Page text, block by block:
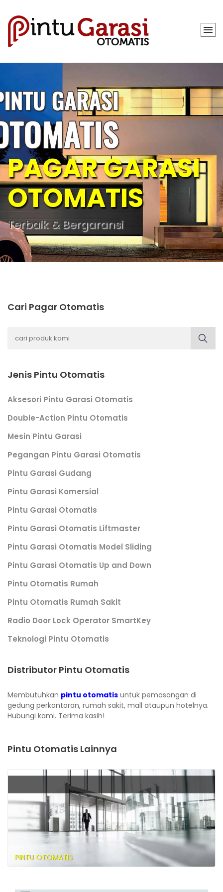
PAGAR GARASI
OTOMATIS
Terbaik & Bergaransi
Cari Pagar Otomatis
Jenis Pintu Otomatis
Aksesori Pintu Garasi Otomatis
Double-Action Pintu Otomatis
Mesin Pintu Garasi
Pegangan Pintu Garasi Otomatis
Pintu Garasi Gudang
Pintu Garasi Komersial
Pintu Garasi Otomatis
Pintu Garasi Otomatis Liftmaster
Pintu Garasi Otomatis Model Sliding
Pintu Garasi Otomatis Up and Down
Pintu Otomatis Rumah
Pintu Otomatis Rumah Sakit
Radio Door Lock Operator SmartKey
Teknologi Pintu Otomatis
Distributor Pintu Otomatis
Membutuhkan pintu otomatis untuk pemasangan di
gedung perkantoran, rumah sakit, mall ataupun hotelnya.
Hubungi kami. Terima kasih!
Pintu Otomatis Lainnya
PINTU OTOMATIS